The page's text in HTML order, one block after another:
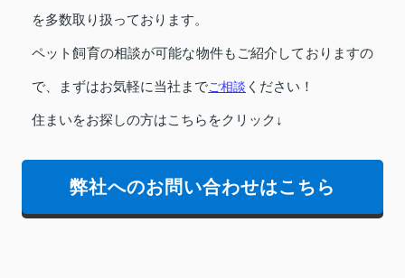
を多数取り扱っております。
ペット飼育の相談が可能な物件もご紹介しておりますの
で、まずはお気軽に当社までご相談 ください！
住まいをお探しの方はこちらをクリック↓
弊社へのお問い合わせはこちら